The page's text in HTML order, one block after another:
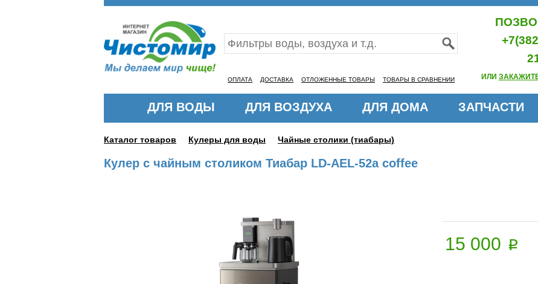
ОПЛАТА ДОСТАВКА ОТЛОЖЕННЫЕ ТОВАРЫ ТОВАРЫ В СРАВНЕНИИ ИЛИ
ДЛЯ ВОДЫ ДЛЯ ВОЗДУХА ДЛЯ ДОМА ЗАПЧАСТИ
Каталог товаров Кулеры для воды Чайные столики (тиабары)
Кулер с чайным столиком Тиабар LD-AEL-52a coffee
15 000 p